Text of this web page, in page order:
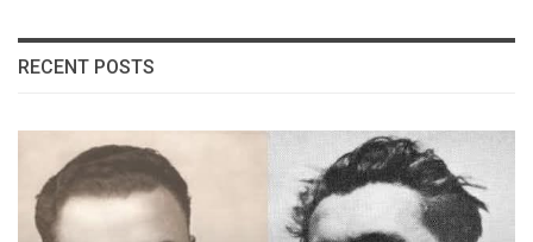
RECENT POSTS